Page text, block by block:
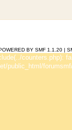
BY SMF 1.1.20 |
counters.php):
public_html/